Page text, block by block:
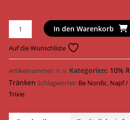
Trixie
Napf
BE
NORDIC
Moin
Keramik
24353
24355
In den Warenkorb
Auf die Wunschliste
Artikelnummer: n. v. Kategorien: 10%
Tränken Schlagwörter: Be Nordic, Napf /
Trixie